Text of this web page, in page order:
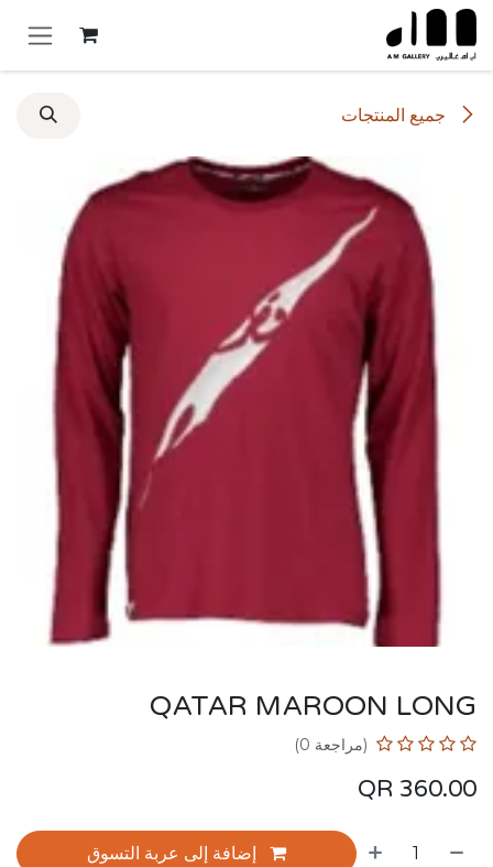
تخطي للذهاب إلى المحتوى
جميع المنتجات
QATAR MAROON LONG
(مراجعة 0)
360.00
إضافة إلى عربة التسوق